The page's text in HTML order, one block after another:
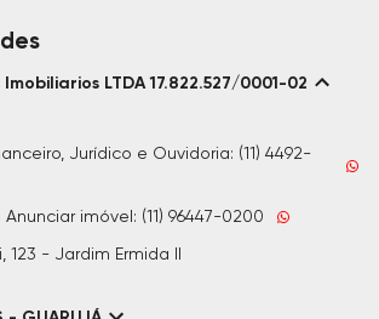
LTDA 17.822.527/0001-02
Jurídico e Ouvidoria: (11) 4492-
imóvel: (11) 96447-0200
123 - Jardim Ermida II